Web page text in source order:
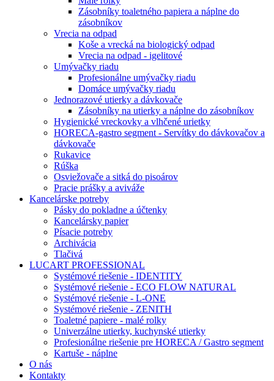
Zásobníky toaletného papiera a náplne do
zásobníkov
Vrecia na odpad
Koše a vrecká na biologický odpad
Vrecia na odpad - igelitové
Umývačky riadu
Profesionálne umývačky riadu
Domáce umývačky riadu
Jednorazové utierky a dávkovače
Zásobníky na utierky a náplne do zásobníkov
Hygienické vreckovky a vlhčené urietky
HORECA-gastro segment - Servítky do dávkovačov a
dávkovače
Rukavice
Rúška
Osviežovače a sitká do pisoárov
Pracie prášky a aviváže
Kancelárske potreby
Pásky do pokladne a účtenky
Kancelársky papier
Písacie potreby
Archivácia
Tlačivá
LUCART PROFESSIONAL
Systémové riešenie - IDENTITY
Systémové riešenie - ECO FLOW NATURAL
Systémové riešenie - L-ONE
Systémové riešenie - ZENITH
Toaletné papiere - malé rolky
Univerzálne utierky, kuchynské utierky
Profesionálne riešenie pre HORECA / Gastro segment
Kartuše - náplne
O nás
Kontakty